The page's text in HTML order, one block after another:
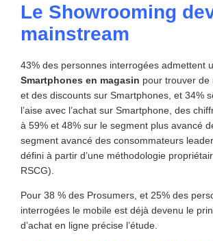
Le Showrooming
mainstream
43% des personnes interrogées admettent
Smartphones en magasin pour trouver de
et des discounts sur Smartphones, et 34%
l’aise avec l’achat sur Smartphone, des
à 59% et 48% sur le segment plus avancé
segment avancé des consommateurs
défini à partir d’une méthodologie
RSCG).
Pour 38 % des Prosumers, et 25% des
interrogées le mobile est déjà devenu le
d’achat en ligne précise l’étude.